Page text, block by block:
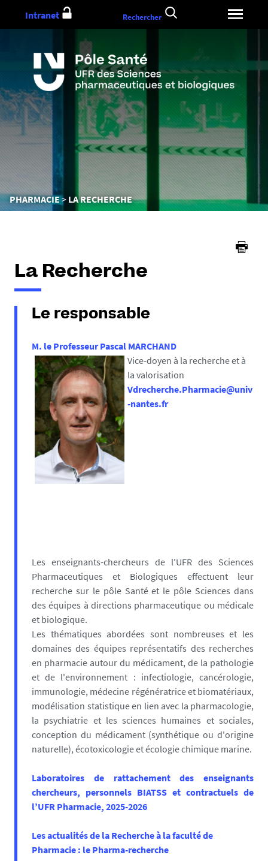
au
Vous
êtes
PHARMACIE LA RECHERCHE
Intranet Rechercher
La Recherche
Le responsable
M. le Professeur Pascal MARCHAND
Vice-doyen à la recherche et à
la valorisation
Vdrecherche.Pharmacie@univ
-nantes.fr
Les enseignants-chercheurs de l'UFR des Sciences
Pharmaceutiques et Biologiques effectuent leur
recherche sur le pôle Santé et le pôle Sciences dans
des équipes à directions pharmaceutique ou médicale
et biologique.
Les thématiques abordées sont nombreuses et les
domaines des équipes représentatifs des recherches
en pharmacie autour du médicament, de la pathologie
et de l'environnement : infectiologie, cancérologie,
immunologie, médecine régénératrice et biomatériaux,
modélisation statistique en lien avec la pharmacologie,
la psychiatrie et les sciences humaines et sociales,
conception du médicament (synthétique ou d'origine
naturelle), écotoxicologie et écologie chimique marine.
Laboratoires de rattachement des enseignants
chercheurs, personnels BIATSS et contractuels de
l’UFR Pharmacie, 2025-2026
Les actualités de la Recherche à la faculté de
Pharmacie : le Pharma-recherche